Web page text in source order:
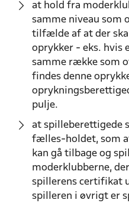
at hold fra
samme niveau som
tilfælde af at der
oprykker - eks. hvis
samme række som
findes denne
pulje.
at spilleberettigede
fælles-holdet, som
kan gå tilbage og
moderklubberne,
spillerens certifikat
spilleren i øvrigt er